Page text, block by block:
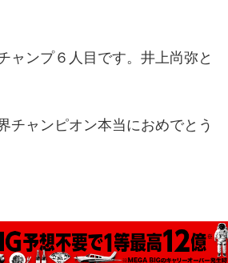
ャンプ６人目です。井上尚弥と
チャンピオン本当におめでとう